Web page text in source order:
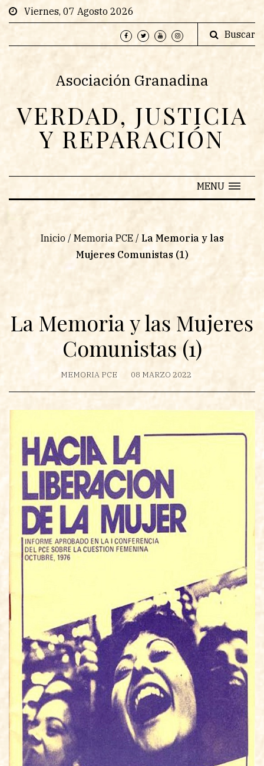
Viernes, 07 Agosto 2026
Buscar
Asociación Granadina
VERDAD, JUSTICIA
Y REPARACIÓN
MENU
Inicio / Memoria PCE / La Memoria y las
Mujeres Comunistas (1)
La Memoria y las Mujeres
Comunistas (1)
MEMORIA PCE 08 MARZO 2022